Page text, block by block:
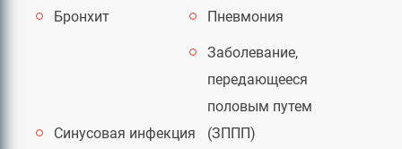
Бронхит Пневмония
Синусовая инфекция
Заболевание,
передающееся
половым путем
(ЗППП)